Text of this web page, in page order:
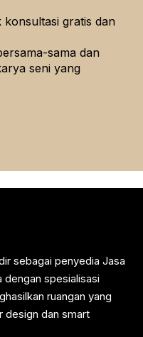
gratis dan
sama dan
seni yang
sebagai penyedia Jasa
spesialisasi
ruangan yang
design dan smart